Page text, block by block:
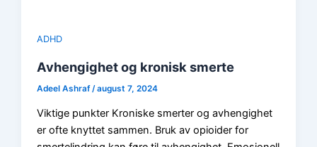
ADHD
Avhengighet og kronisk smerte
Adeel Ashraf/august 7, 2024
Viktige punkter Kroniske smerter og avhengighet
er ofte knyttet sammen. Bruk av opioider for